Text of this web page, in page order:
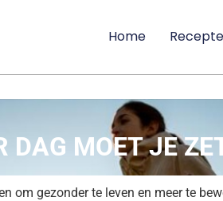
Home
DAG MOET JE
om gezonder te leven en meer te